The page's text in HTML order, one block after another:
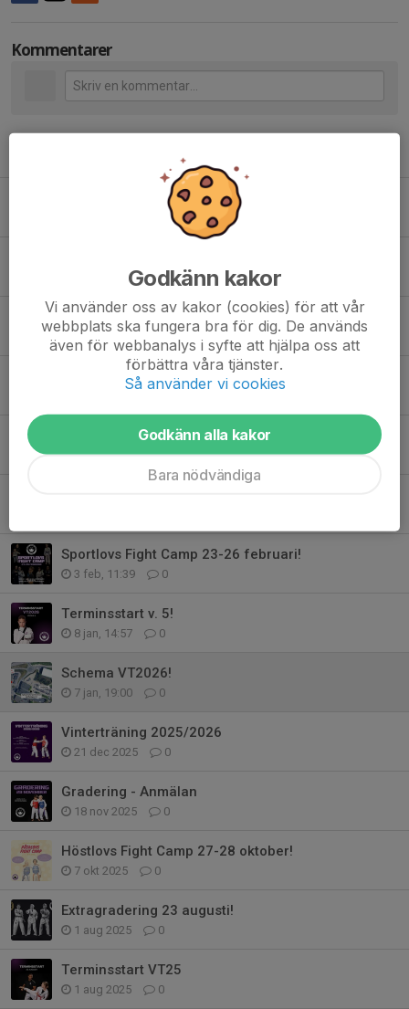
Kommentarer
Schema HT2026
21 jul, 12:03 0
Tider för gradering VT26
25 maj, 14:57 0
Kostnadsfri sommarträning!
Sommarcamp 2026!
15 apr, 10:31 0
Sportlovs Fight Camp 23-26 februari!
3 feb, 11:39 0
Terminsstart v. 5!
8 jan, 14:57 0
Schema VT2026!
7 jan, 19:00 0
Vinterträning 2025/2026
21 dec 2025 0
Gradering - Anmälan
18 nov 2025 0
Höstlovs Fight Camp 27-28 oktober!
7 okt 2025 0
Extragradering 23 augusti!
1 aug 2025 0
Terminsstart VT25
1 aug 2025 0
Godkänn kakor
Vi använder oss av kakor (cookies) för att vår
webbplats ska fungera bra för dig. De används
även för webbanalys i syfte att hjälpa oss att
förbättra våra tjänster.
Så använder vi cookies
Godkänn alla kakor
Bara nödvändiga